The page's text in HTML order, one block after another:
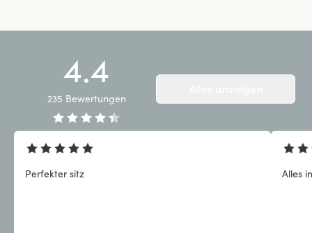
4.4
235 Bewertungen
Perfekter sitz Alles